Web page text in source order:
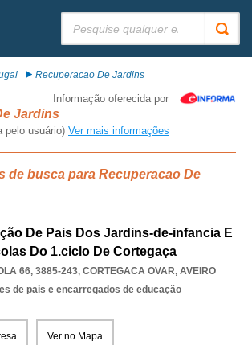
Recuperacao De Jardins
Informação oferecida por
Jardins
pelo usuário) Ver mais informações
de busca para Recuperacao De
De Pais Dos Jardins-de-infancia E
Do 1.ciclo De Cortegaça
66, 3885-243, CORTEGACA OVAR, AVEIRO
de pais e encarregados de educação
Ver no Mapa